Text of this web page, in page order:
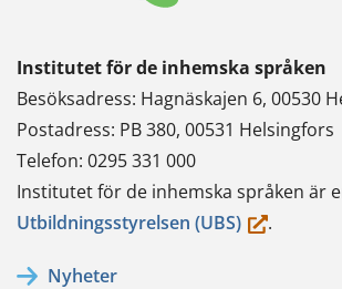
Institutet för de inhemska språken
Besöksadress: Hagnäskajen 6, 00530
Postadress: PB 380, 00531 Helsingfors
Telefon: 0295 331 000
Institutet för de inhemska språken är
Utbildningsstyrelsen (UBS)(du.
Nyheter